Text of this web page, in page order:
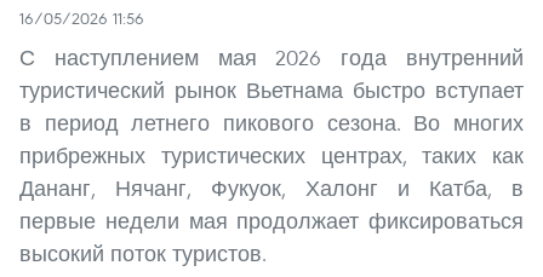
16/05/2026 11:56
С наступлением мая 2026 года внутренний
туристический рынок Вьетнама быстро вступает
в период летнего пикового сезона. Во многих
прибрежных туристических центрах, таких как
Дананг, Нячанг, Фукуок, Халонг и Катба, в
первые недели мая продолжает фиксироваться
высокий поток туристов.